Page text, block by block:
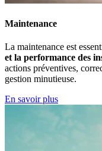
Maintenance
La maintenance est
et la performance des
actions préventives,
gestion minutieuse.
En savoir plus